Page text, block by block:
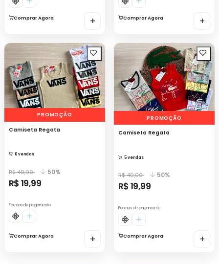
Comprar Agora + Comprar Agora +
PROMOÇÃO
Camiseta Regata
6 vendas
R$ 40,00 50%
R$ 19,99
Formas de pagamento
Comprar Agora +
PROMOÇÃO
Camiseta Regata
5 vendas
R$ 40,00 50%
R$ 19,99
Formas de pagamento
Comprar Agora +